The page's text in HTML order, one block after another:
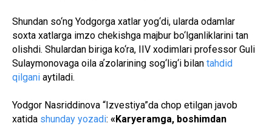
Shundan so‘ng Yodgorga xatlar yog‘di, ularda odamlar
soxta xatlarga imzo chekishga majbur bo‘lganliklarini tan
olishdi. Shulardan biriga ko‘ra, IIV xodimlari professor Guli
Sulaymonovaga oila aʼzolarining sog‘lig‘i bilan tahdid
qilgani aytiladi.
Yodgor Nasriddinova “Izvestiya”da chop etilgan javob
xatida shunday yozadi: «Karyeramga, boshimdan